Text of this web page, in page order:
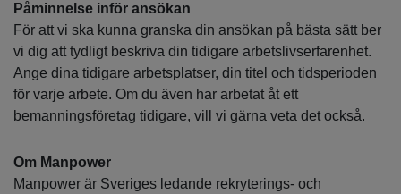
Påminnelse inför ansökan
För att vi ska kunna granska din ansökan på bästa sätt ber
vi dig att tydligt beskriva din tidigare arbetslivserfarenhet.
Ange dina tidigare arbetsplatser, din titel och tidsperioden
för varje arbete. Om du även har arbetat åt ett
bemanningsföretag tidigare, vill vi gärna veta det också.
Om Manpower
Manpower är Sveriges ledande rekryterings- och